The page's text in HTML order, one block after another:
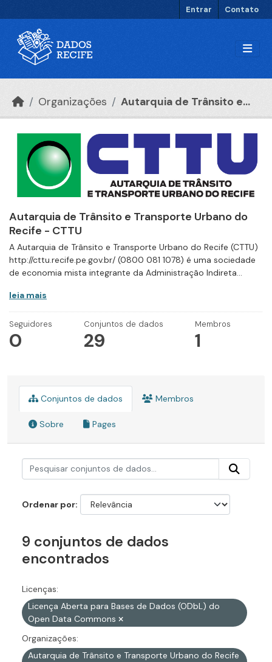
Entrar Contato
Organizações Autarquia de Trânsito e...
Autarquia de Trânsito e Transporte Urbano do
Recife - CTTU
A Autarquia de Trânsito e Transporte Urbano do Recife (CTTU)
http://cttu.recife.pe.gov.br/ (0800 081 1078) é uma sociedade
de economia mista integrante da Administração Indireta...
leia mais
Seguidores
0
Conjuntos de dados
29
Membros
1
Conjuntos de dados Membros
Sobre Pages
Ordenar por
9 conjuntos de dados
encontrados
Licenças:
Licença Aberta para Bases de Dados (ODbL) do
Open Data Commons
Organizações:
Autarquia de Trânsito e Transporte Urbano do Recife